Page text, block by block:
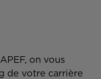
on vous
de votre carrière